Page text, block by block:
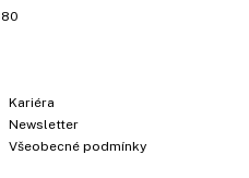
Kariéra
Newsletter
Všeobecné podmínky